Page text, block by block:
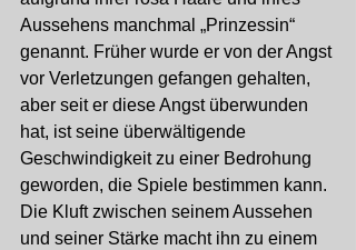
Aussehens manchmal „Prinzessin“
genannt. Früher wurde er von der Angst
vor Verletzungen gefangen gehalten,
aber seit er diese Angst überwunden
hat, ist seine überwältigende
Geschwindigkeit zu einer Bedrohung
geworden, die Spiele bestimmen kann.
Die Kluft zwischen seinem Aussehen
und seiner Stärke macht ihn zu einem